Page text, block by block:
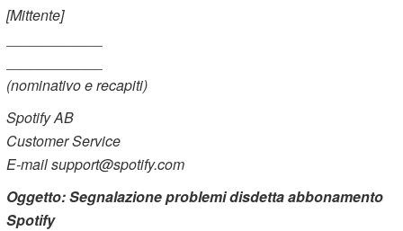
[Mittente]
(nominativo e recapiti)
Spotify AB
Customer Service
E-mail support@spotify.com
Oggetto: Segnalazione problemi disdetta abbonamento
Spotify